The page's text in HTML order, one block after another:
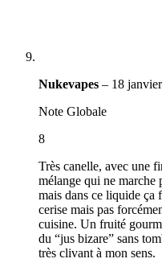
Nukevapes – 18
Note Globale
8
Très canelle, avec une
mélange qui ne marche
mais dans ce liquide ça
cerise mais pas
cuisine. Un fruité
du “jus bizare” sans
très clivant à mon sens.